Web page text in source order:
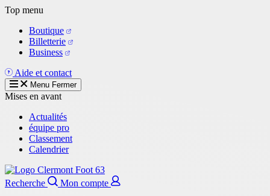
Aller
contenu
principal
Top menu
Boutique
Billetterie
Business
Aide et contact
Menu Fermer
Mises en avant
Actualités
équipe pro
Classement
Calendrier
Recherche
Mon compte